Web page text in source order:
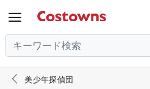

 美少年探偵団